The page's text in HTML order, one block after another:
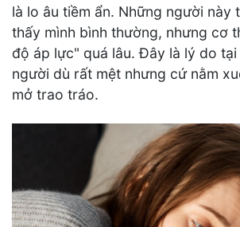
là lo âu tiềm ẩn. Những người này
thấy mình bình thường, nhưng cơ
độ áp lực" quá lâu. Đây là lý do tại
người dù rất mệt nhưng cứ nằm
mở trao tráo.